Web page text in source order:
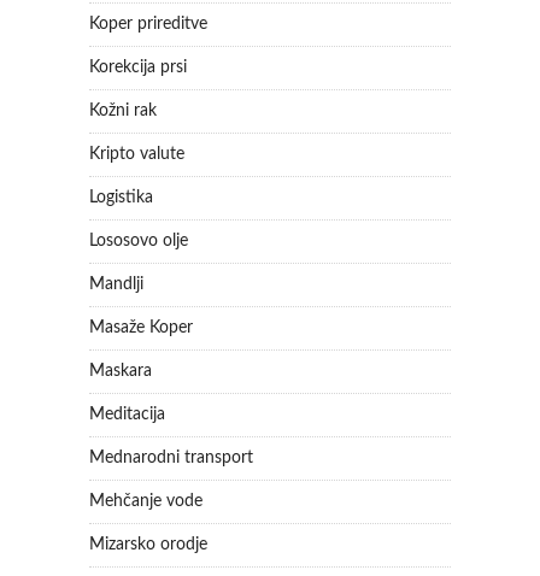
Koper prireditve
Korekcija prsi
Kožni rak
Kripto valute
Logistika
Lososovo olje
Mandlji
Masaže Koper
Maskara
Meditacija
Mednarodni transport
Mehčanje vode
Mizarsko orodje